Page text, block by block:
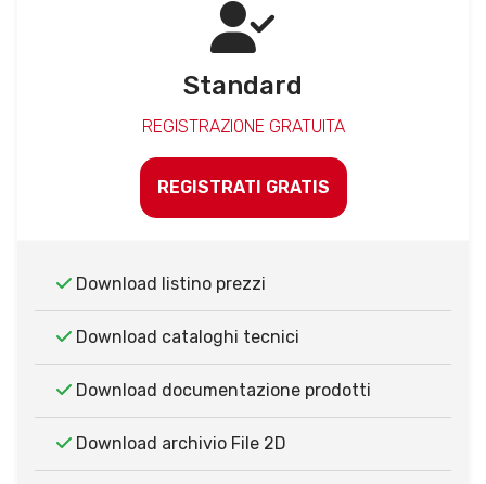
Standard
REGISTRAZIONE GRATUITA
REGISTRATI GRATIS
Download listino prezzi
Download cataloghi tecnici
Download documentazione prodotti
Download archivio File 2D